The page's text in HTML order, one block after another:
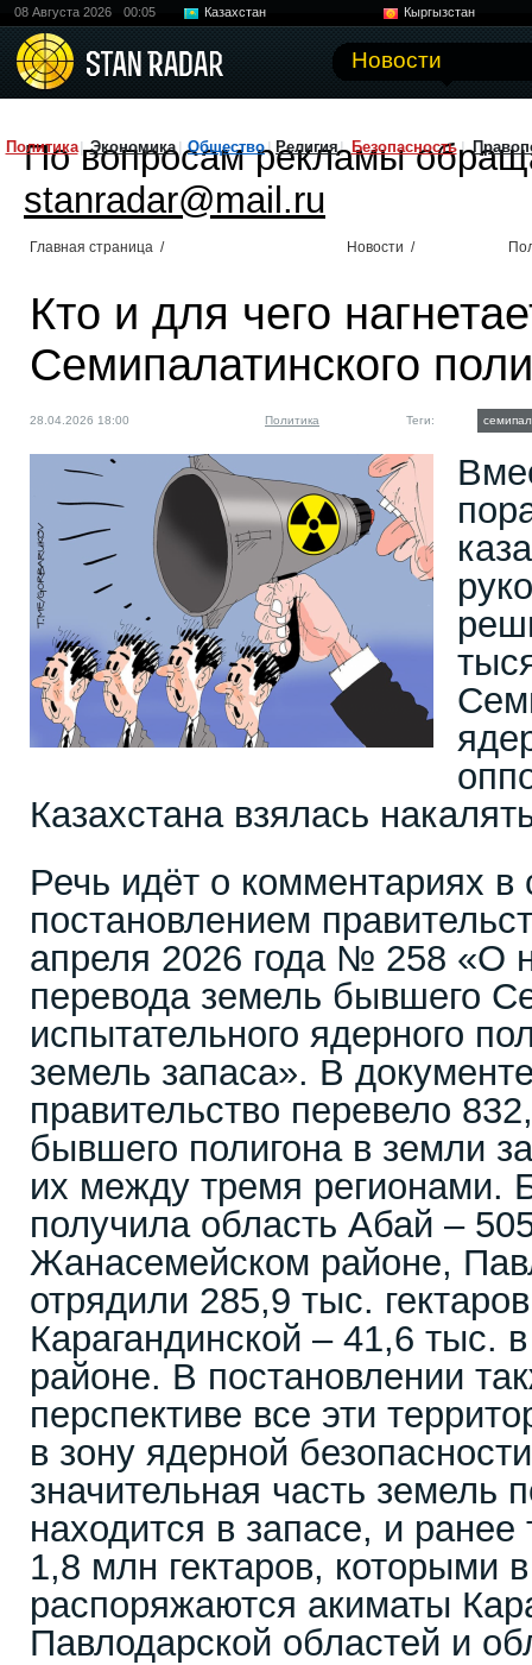
08 Августа 2026 00:05 Казахстан
Кыргызстан
Новости
Политика Экономика Общество Религия Безопасность
По вопросам рекламы
stanradar@mail.ru
Главная страница / Новости /
Кто и для чего
Семипалатинского
28.04.2026 18:00 Политика Теги:
Казахстана взялась
Речь идёт о комментариях в
постановлением
апреля 2026 года № 258 «О
перевода земель бывшего
испытательного ядерного
земель запаса». В
правительство перевело
бывшего полигона в земли
их между тремя регионами.
получила область Абай –
Жанасемейском районе,
отрядили 285,9 тыс.
Карагандинской – 41,6 тыс.
районе. В постановлении
перспективе все эти
в зону ядерной
значительная часть земель
находится в запасе, и
1,8 млн гектаров, которыми
распоряжаются акиматы
Павлодарской областей и